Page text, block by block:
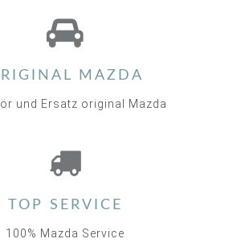
MAZDA
und Ersatz original Mazda
TOP SERVICE
100% Mazda Service